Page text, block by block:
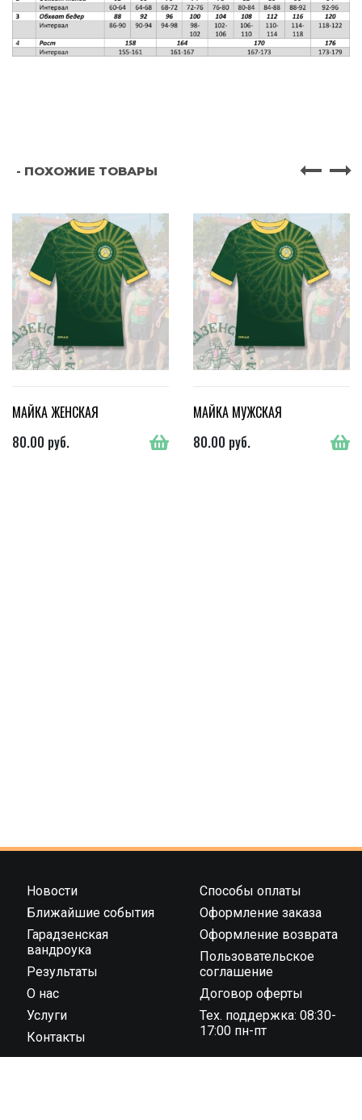
- ПОХОЖИЕ ТОВАРЫ
МАЙКА ЖЕНСКАЯ
80.00 руб.
МАЙКА МУЖСКАЯ
80.00 руб.
Новости
Ближайшие события
Гарадзенская
вандроука
Результаты
О нас
Услуги
Контакты
Способы оплаты
Оформление заказа
Оформление возврата
Пользовательское
соглашение
Договор оферты
Тех. поддержка: 08:30-
17:00 пн-пт